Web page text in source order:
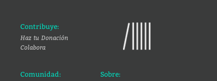
Contribuye:
Haz tu Donación
Colabora
Comunidad: Sobre: